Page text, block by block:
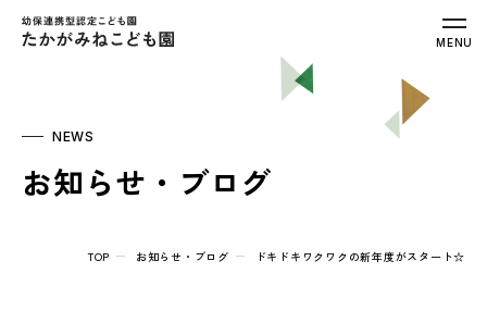
幼保連携型認定こども園 たかがみねこ
MENU
NEWS
お知らせ・ブログ
TOP お知らせ・ブログ ドキドキワクワクの新年度がスタート☆